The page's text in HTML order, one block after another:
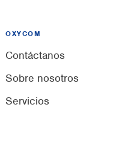
OXYCOM
Contáctanos
Sobre nosotros
Servicios